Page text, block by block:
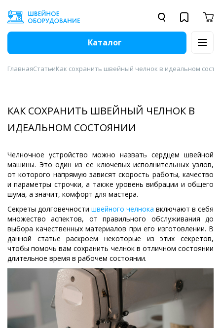
Каталог
ГлавнаяСтатьиКак сохранить швейный челнок в идеальном
КАК СОХРАНИТЬ ШВЕЙНЫЙ ЧЕЛНОК В
ИДЕАЛЬНОМ СОСТОЯНИИ
Челночное устройство можно назвать сердцем швейной
машины. Это один из ее ключевых исполнительных узлов,
от которого напрямую зависят скорость работы, качество
и параметры строчки, а также уровень вибрации и общего
шума, а значит, комфорт для мастера.
Секреты долговечности швейного челнока включают в себя
множество аспектов, от правильного обслуживания до
выбора качественных материалов при его изготовлении. В
данной статье раскроем некоторые из этих секретов,
чтобы помочь вам сохранить челнок в отличном состоянии
длительное время в рабочем состоянии.